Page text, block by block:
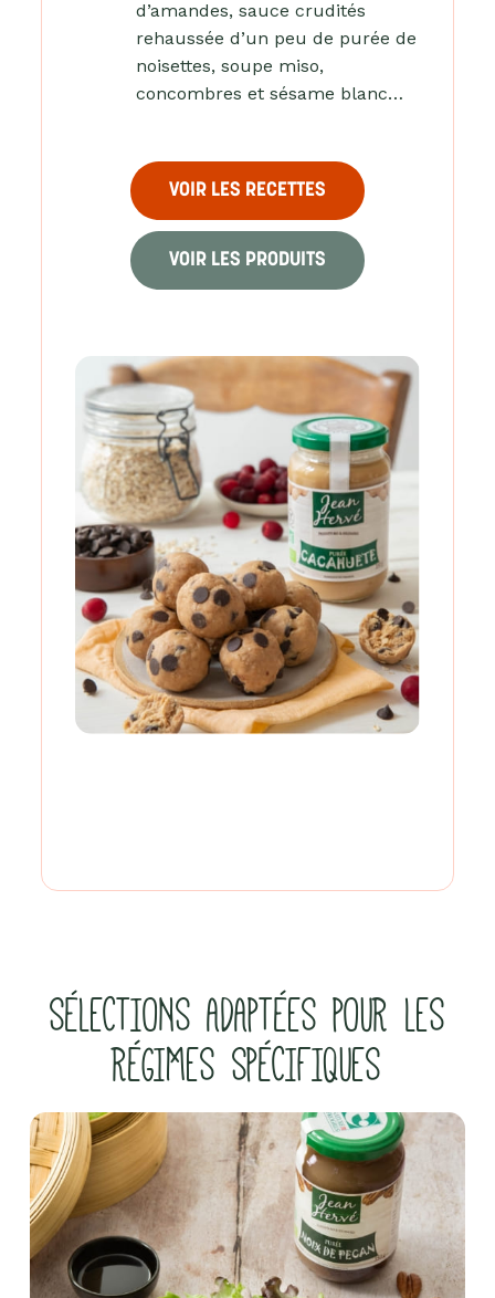
d’amandes, sauce crudités
rehaussée d’un peu de purée de
noisettes, soupe miso,
concombres et sésame blanc…
VOIR LES RECETTES
VOIR LES PRODUITS
SÉLECTIONS ADAPTÉES POUR LES
RÉGIMES SPÉCIFIQUES